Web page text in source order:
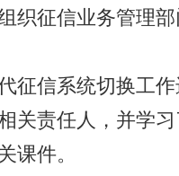
征信业务管理部
征信系统切换工
关责任人，并学
课件。